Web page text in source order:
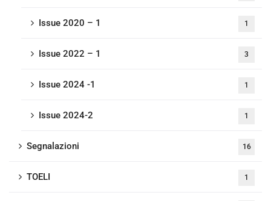
Issue 2020 – 1 1
Issue 2022 – 1 3
Issue 2024 -1 1
Issue 2024-2 1
Segnalazioni 16
TOELI 1